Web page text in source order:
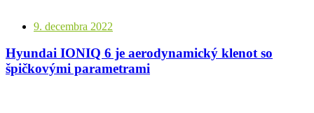
9. decembra 2022
Hyundai IONIQ 6 je aerodynamický klenot so
špičkovými parametrami